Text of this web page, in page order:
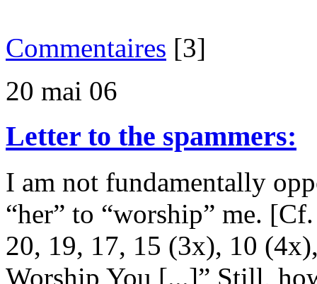
Commentaires [3]
20 mai 06
Letter to the spammers:
I am not fundamentally
“her” to “worship” me.
20, 19, 17, 15 (3x), 10
Worship You [...]” Still,